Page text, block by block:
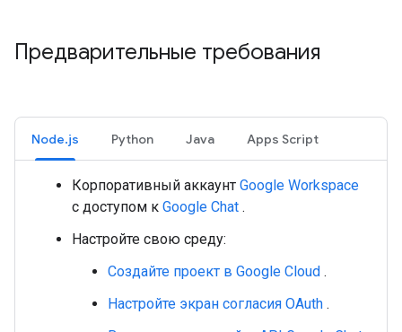
Предварительные требования
Node.js Python Java Apps Script
Корпоративный аккаунт Google Workspace
с доступом к Google Chat .
Настройте свою среду:
Создайте проект в Google Cloud .
Настройте экран согласия OAuth .